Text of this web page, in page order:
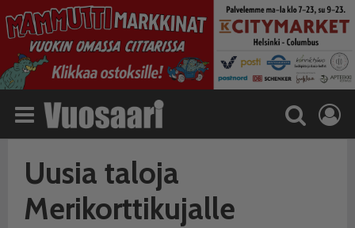
Uusia taloja
Merikorttikujalle